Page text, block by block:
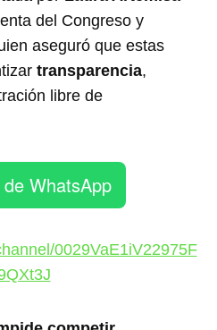
del Congreso y
aseguró que estas
transparencia,
libre de
WhatsApp
0029VaE1iV22975F